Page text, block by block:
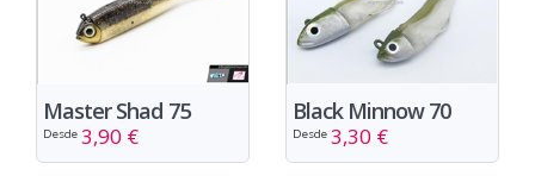
Master Shad 75
Desde 3,90 €
Black Minnow 70
Desde 3,30 €